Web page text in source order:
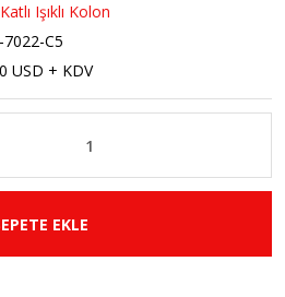
Işıklı Kolon
7022-C5
USD + KDV
EKLE